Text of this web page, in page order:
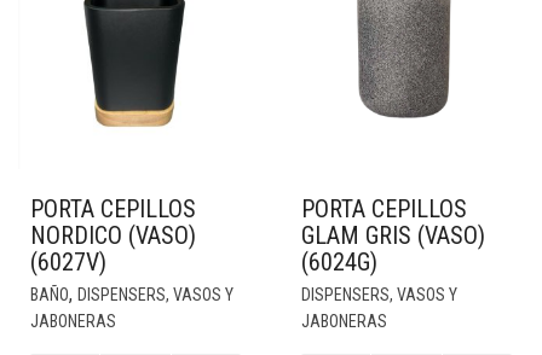
PORTA CEPILLOS
NORDICO (VASO)
(6027V)
BAÑO, DISPENSERS, VASOS Y
JABONERAS
PORTA CEPILLOS
GLAM GRIS (VASO)
(6024G)
DISPENSERS, VASOS Y
JABONERAS